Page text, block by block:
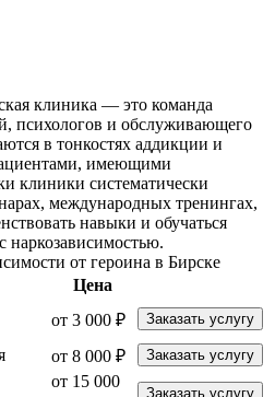
клиника — это команда
психологов и обслуживающего
в тонкостях аддикции и
имеющими
клиники систематически
международных тренингах,
навыки и обучаться
наркозависимостью.
от героина в Бирске
Цена
от 3 000 ₽ Заказать услугу
от 8 000 ₽ Заказать услугу
от 15 000
Заказать услугу